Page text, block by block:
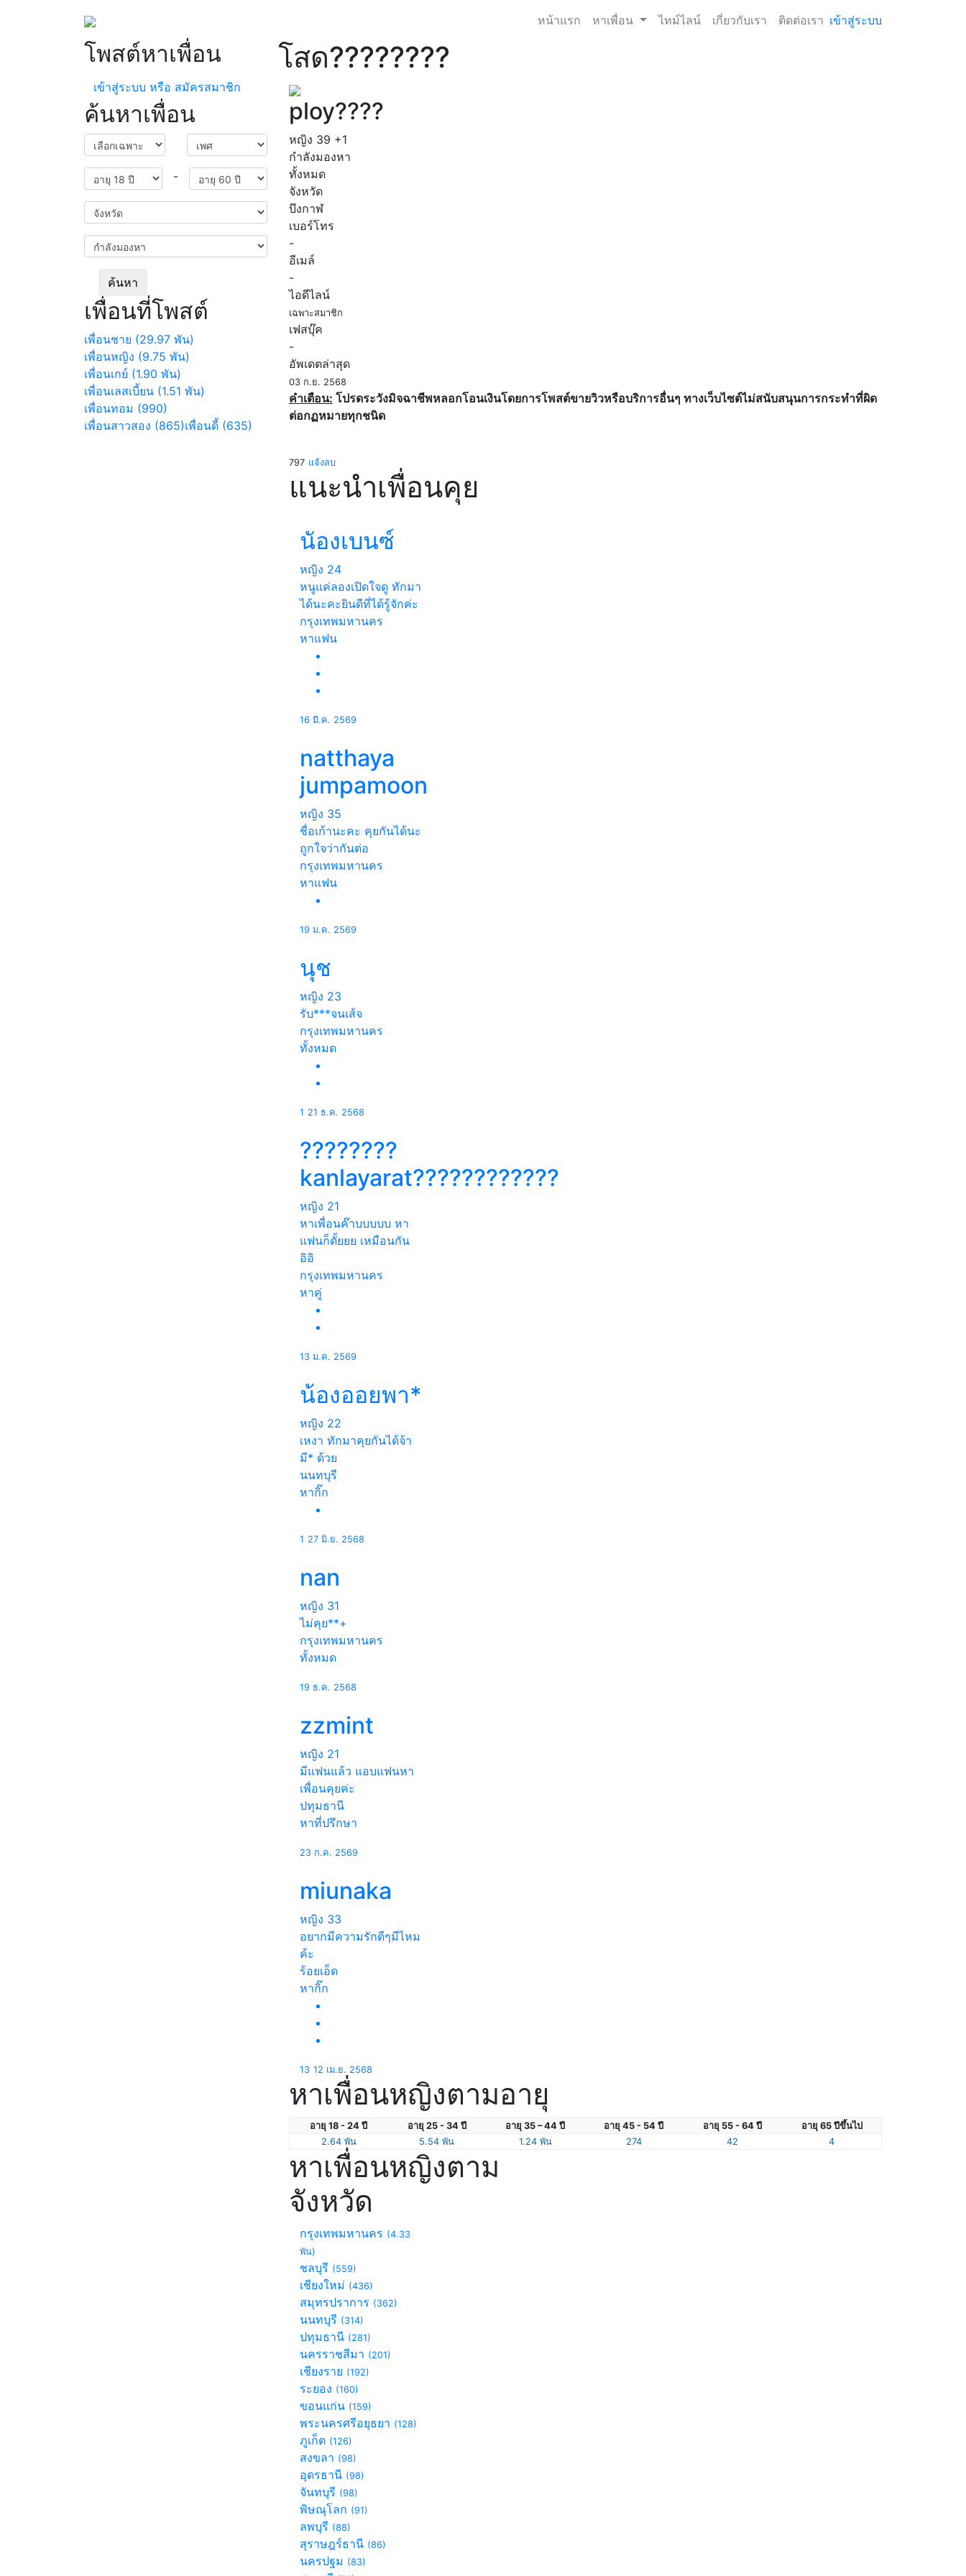
หน้าแรก หาเพื่อน ไทม์ไลน์ เกี่ยวกับเรา ติดต่อเรา เข้าสู่ระบบ
โพสต์หาเพื่อน
เข้าสู่ระบบ หรือ สมัครสมาชิก
ค้นหาเพื่อน
-
ค้นหา
เพื่อนที่โพสต์
เพื่อนชาย (29.97 พัน)
เพื่อนหญิง (9.75 พัน)
เพื่อนเกย์ (1.90 พัน)
เพื่อนเลสเบี้ยน (1.51 พัน)
เพื่อนทอม (990)
เพื่อนสาวสอง (865)เพื่อนดี้ (635)
โสด????????
ploy????
หญิง 39 +1
กำลังมองหา
ทั้งหมด
จังหวัด
บึงกาฬ
เบอร์โทร
-
อีเมล์
-
ไอดีไลน์
เฉพาะสมาชิก
เฟสบุ๊ค
-
อัพเดตล่าสุด
03 ก.ย. 2568
คำเตือน: โปรดระวังมิจฉาชีพหลอกโอนเงินโดยการโพสต์ขายวิวหรือบริการอื่นๆ ทางเว็บไซต์ไม่สนับสนุนการกระทำที่ผิด
ต่อกฏหมายทุกชนิด
797 แจ้งลบ
แนะนำเพื่อนคุย
นัองเบนซ์
หญิง 24
หนูแค่ลองเปิดใจดู ทักมา
ได้นะคะยินดีที่ได้รู้จักค่ะ
กรุงเทพมหานคร
หาแฟน
16 มี.ค. 2569
natthaya
jumpamoon
หญิง 35
ชื่อเก้านะคะ คุยกันได้นะ
ถูกใจว่ากันต่อ
กรุงเทพมหานคร
หาแฟน
19 ม.ค. 2569
นุช
หญิง 23
รับ***จนเส้จ
กรุงเทพมหานคร
ทั้งหมด
1 21 ธ.ค. 2568
????????
kanlayarat????????????
หญิง 21
หาเพื่อนค๊าบบบบบ หา
แฟนก็ดั้ยยย เหมือนกัน
อิอิ
กรุงเทพมหานคร
หาคู่
13 ม.ค. 2569
น้องออยพา*
หญิง 22
เหงา ทักมาคุยกันได้จ้า
มี* ด้วย
นนทบุรี
หากิ๊ก
1 27 มิ.ย. 2568
nan
หญิง 31
ไม่คุย**+
กรุงเทพมหานคร
ทั้งหมด
19 ธ.ค. 2568
zzmint
หญิง 21
มีแฟนแล้ว แอบแฟนหา
เพื่อนคุยค่ะ
ปทุมธานี
หาที่ปรึกษา
23 ก.ค. 2569
miunaka
หญิง 33
อยากมีความรักดีๆมีไหม
ค้ะ
ร้อยเอ็ด
หากิ๊ก
13 12 เม.ย. 2568
หาเพื่อนหญิงตามอายุ
อายุ 18 - 24 ปี อายุ 25 - 34 ปี อายุ 35 – 44 ปี อายุ 45 - 54 ปี อายุ 55 - 64 ปี
อายุ 65 ปีขึ้นไป
2.64 พัน
5.54 พัน 1.24 พัน 274 42 4
หาเพื่อนหญิงตาม
จังหวัด
กรุงเทพมหานคร (4.33
พัน)
ชลบุรี (559)
เชียงใหม่ (436)
สมุทรปราการ (362)
นนทบุรี (314)
ปทุมธานี (281)
นครราชสีมา (201)
เชียงราย (192)
ระยอง (160)
ขอนแก่น (159)
พระนครศรีอยุธยา (128)
ภูเก็ต (126)
สงขลา (98)
อุดรธานี (98)
จันทบุรี (98)
พิษณุโลก (91)
ลพบุรี (88)
สุราษฎร์ธานี (86)
นครปฐม (83)